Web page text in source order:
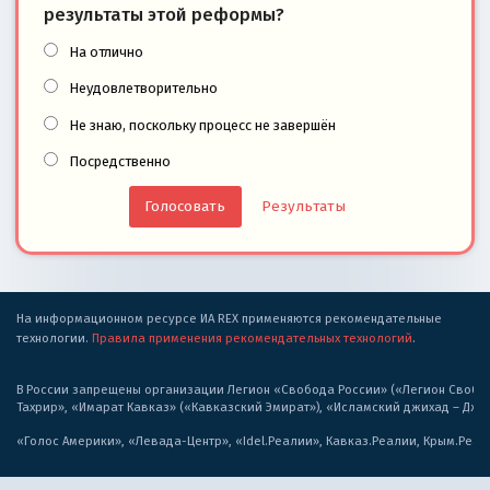
результаты этой реформы?
На отлично
Неудовлетворительно
Не знаю, поскольку процесс не завершён
Посредственно
Результаты
На информационном ресурсе ИА REX применяются рекомендательные
технологии. Правила применения рекомендательных технологий.
В России запрещены организации Легион «Свобода России» («Легион
Тахрир», «Имарат Кавказ» («Кавказский Эмират»), «Исламский джихад –
«Голос Америки», «Левада-Центр», «Idel.Реалии», Кавказ.Реалии,